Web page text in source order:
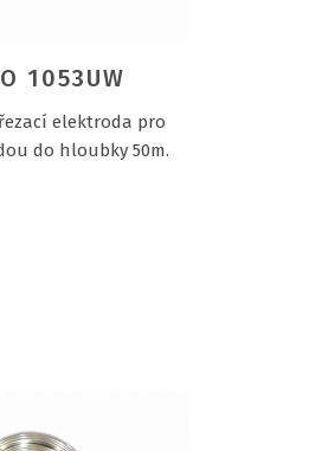
1053UW
elektroda pro
do hloubky 50m.